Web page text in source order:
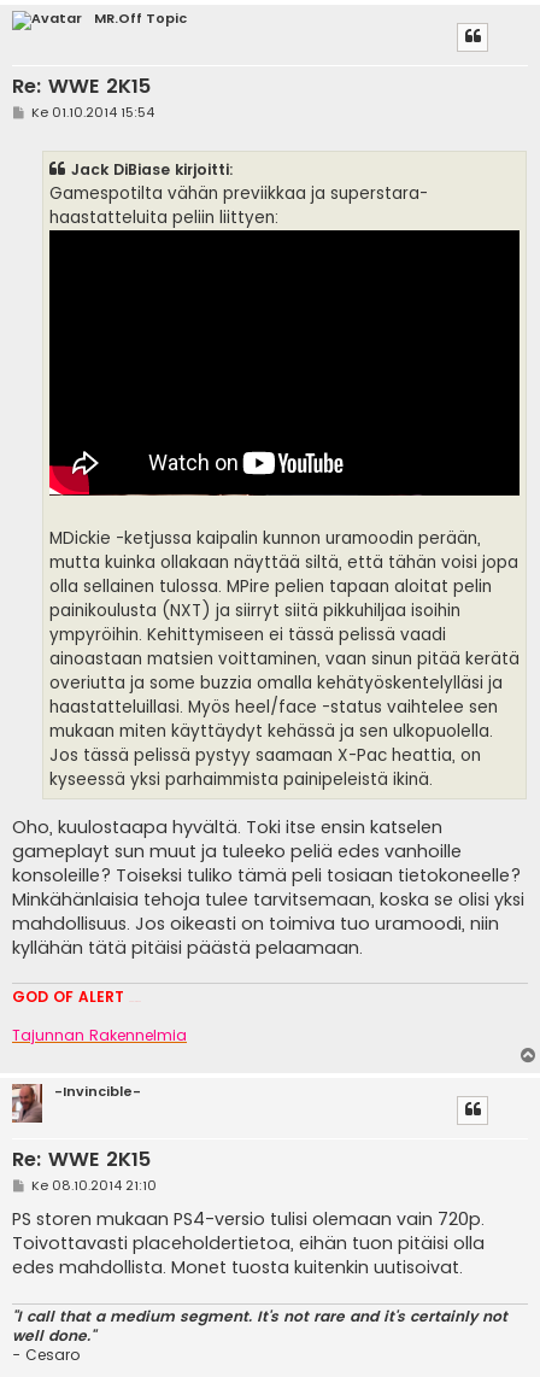
MR.Off Topic
Re: WWE 2K15
VKe 01.10.2014 15:54
Jack DiBiase kirjoitti:
Gamespotilta vähän previikkaa ja superstara-
haastatteluita peliin liittyen:
MDickie -ketjussa kaipalin kunnon uramoodin perään,
mutta kuinka ollakaan näyttää siltä, että tähän voisi jopa
olla sellainen tulossa. MPire pelien tapaan aloitat pelin
painikoulusta (NXT) ja siirryt siitä pikkuhiljaa isoihin
ympyröihin. Kehittymiseen ei tässä pelissä vaadi
ainoastaan matsien voittaminen, vaan sinun pitää kerätä
overiutta ja some buzzia omalla kehätyöskentelylläsi ja
haastatteluillasi. Myös heel/face -status vaihtelee sen
mukaan miten käyttäydyt kehässä ja sen ulkopuolella.
Jos tässä pelissä pystyy saamaan X-Pac heattia, on
kyseessä yksi parhaimmista painipeleistä ikinä.
Oho, kuulostaapa hyvältä. Toki itse ensin katselen
gameplayt sun muut ja tuleeko peliä edes vanhoille
konsoleille? Toiseksi tuliko tämä peli tosiaan tietokoneelle?
Minkähänlaisia tehoja tulee tarvitsemaan, koska se olisi yksi
mahdollisuus. Jos oikeasti on toimiva tuo uramoodi, niin
kyllähän tätä pitäisi päästä pelaamaan.
GOD OF ALERT
Tajunnan Rakennelmia
-Invincible-
Re: WWE 2K15
V
e
s
t
i
Ke 08.10.2014 21:10
PS storen mukaan PS4-versio tulisi olemaan vain 720p.
Toivottavasti placeholdertietoa, eihän tuon pitäisi olla
edes mahdollista. Monet tuosta kuitenkin uutisoivat.
"I call that a medium segment. It's not rare and it's certainly not
well done."
- Cesaro